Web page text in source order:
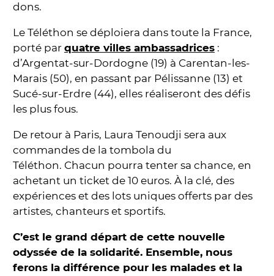
dons.
Le Téléthon se déploiera dans toute la France,
porté par quatre villes ambassadrices :
d’Argentat-sur-Dordogne (19) à Carentan-les-
Marais (50), en passant par Pélissanne (13) et
Sucé-sur-Erdre (44), elles réaliseront des défis
les plus fous.
De retour à Paris, Laura Tenoudji sera aux
commandes de la tombola du
Téléthon. Chacun pourra tenter sa chance, en
achetant un ticket de 10 euros. À la clé, des
expériences et des lots uniques offerts par des
artistes, chanteurs et sportifs.
C’est le grand départ de cette nouvelle
odyssée de la solidarité. Ensemble, nous
ferons la différence pour les malades et la